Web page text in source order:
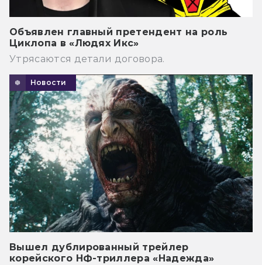
Объявлен главный претендент на роль
Циклопа в «Людях Икс»
Утрясаются детали договора.
Новости
Вышел дублированный трейлер
корейского НФ-триллера «Надежда»